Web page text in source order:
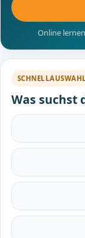
Online
Was suchst